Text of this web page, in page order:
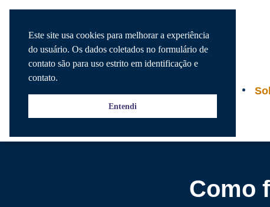
Como
Este site usa cookies para melhorar a experiência
do usuário. Os dados coletados no formulário de
contato são para uso estrito em identificação e
contato.
Entendi